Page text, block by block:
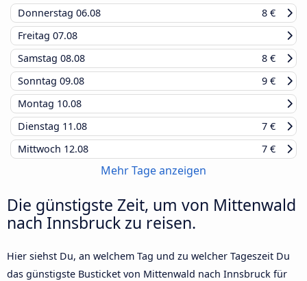
Donnerstag 06.08
8 €
Freitag 07.08
Samstag 08.08
8 €
Sonntag 09.08
9 €
Montag 10.08
Dienstag 11.08
7 €
Mittwoch 12.08 7 €
Mehr Tage anzeigen
Die günstigste Zeit, um von Mittenwald
nach Innsbruck zu reisen.
Hier siehst Du, an welchem Tag und zu welcher Tageszeit Du
das günstigste Busticket von Mittenwald nach Innsbruck für